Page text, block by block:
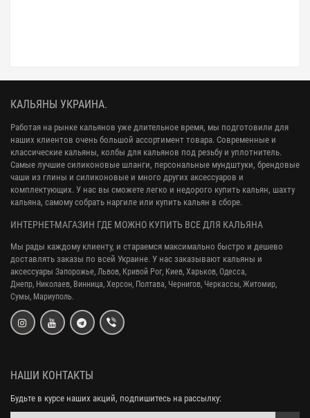
КАЛЬЯНЫ УКРАИНА.
Работая на рынке кальянов уже длительное время, мы подготовили для
наших клиентов очень большой ассортимент товара. Современные и
классические кальяны, колбы для кальянов под резьбу и уплотнитель.
Самые лучшие силиконовые шланги, персональные мундштуки, брендовые
чаши из глины и силиконовые и много других аксессуаров и
комплектующих. У нас вы сможете легко и недорого купить кальян, шахту
кальяна, самому собрать наргиле или купить кальян в сборе.
ИНТЕРНЕТ-МАГАЗИН ГДЕ МОЖНО КУПИТЬ ВСЕ ДЛЯ КАЛЬЯНА
Мы рады каждому клиенту, и стараемся максимально быстро и дешево
доставлять заказы по всей Украине. У нас заказывают кальяны и
аксессуары Запорожье, Львов, Кривой Рог, Киев, Харьков, Одесса,
Днепр, Николаев, Винница, Херсон, Полтава, Чернигов, Черкассы, Житомир,
Сумы, Мариуполь.
НАШИ КОНТАКТЫ
Будьте в курсе наших акций, подпишитесь на рассылку: